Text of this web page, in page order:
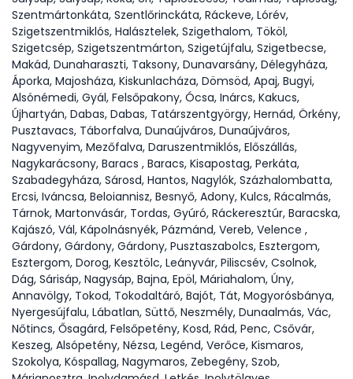
Szentmártonkáta, Szentlőrinckáta, Ráckeve, Lórév,
Szigetszentmiklós, Halásztelek, Szigethalom, Tököl,
Szigetcsép, Szigetszentmárton, Szigetújfalu, Szigetbecse,
Makád, Dunaharaszti, Taksony, Dunavarsány, Délegyháza,
Áporka, Majosháza, Kiskunlacháza, Dömsöd, Apaj, Bugyi,
Alsónémedi, Gyál, Felsőpakony, Ócsa, Inárcs, Kakucs,
Újhartyán, Dabas, Dabas, Tatárszentgyörgy, Hernád, Örkény,
Pusztavacs, Táborfalva, Dunaújváros, Dunaújváros,
Nagyvenyim, Mezőfalva, Daruszentmiklós, Előszállás,
Nagykarácsony, Baracs , Baracs, Kisapostag, Perkáta,
Szabadegyháza, Sárosd, Hantos, Nagylók, Százhalombatta,
Ercsi, Iváncsa, Beloiannisz, Besnyő, Adony, Kulcs, Rácalmás,
Tárnok, Martonvásár, Tordas, Gyúró, Ráckeresztúr, Baracska,
Kajászó, Vál, Kápolnásnyék, Pázmánd, Vereb, Velence ,
Gárdony, Gárdony, Gárdony, Pusztaszabolcs, Esztergom,
Esztergom, Dorog, Kesztölc, Leányvár, Piliscsév, Csolnok,
Dág, Sárisáp, Nagysáp, Bajna, Epöl, Máriahalom, Úny,
Annavölgy, Tokod, Tokodaltáró, Bajót, Tát, Mogyorósbánya,
Nyergesújfalu, Lábatlan, Süttő, Neszmély, Dunaalmás, Vác,
Nőtincs, Ősagárd, Felsőpetény, Kosd, Rád, Penc, Csővár,
Keszeg, Alsópetény, Nézsa, Legénd, Verőce, Kismaros,
Szokolya, Kóspallag, Nagymaros, Zebegény, Szob,